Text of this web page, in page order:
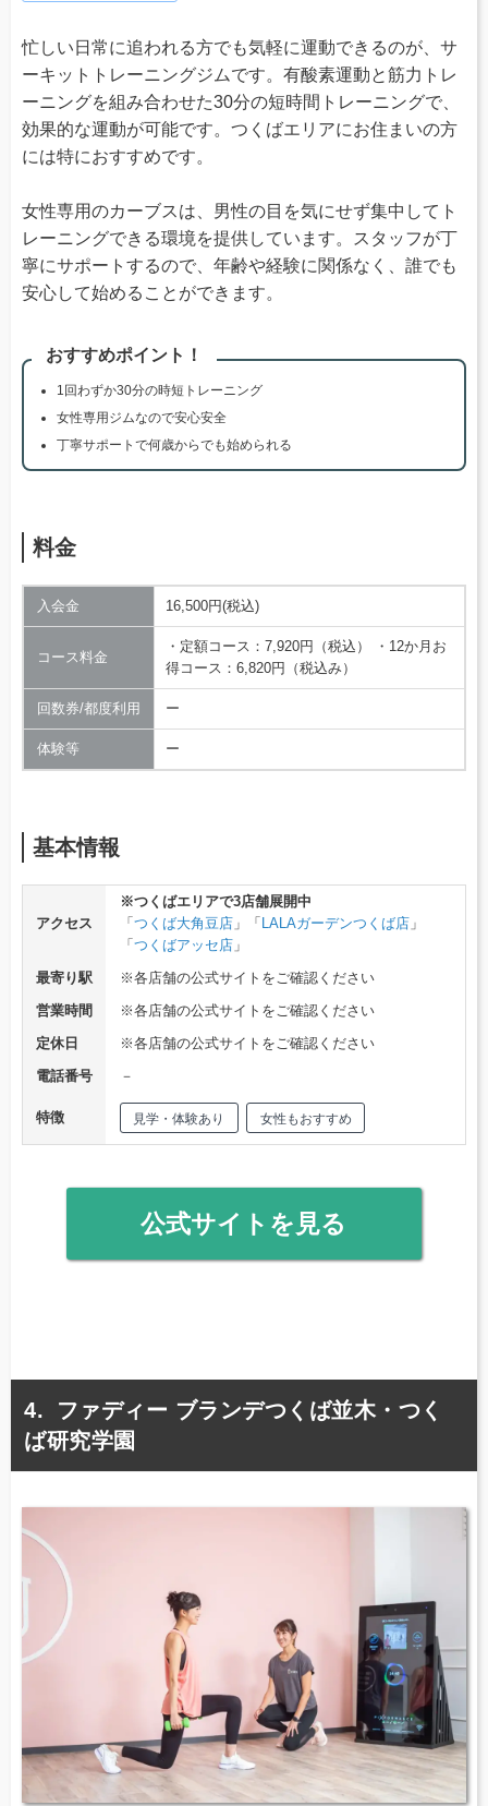
忙しい日常に追われる方でも気軽に運動できるのが、サ
ーキットトレーニングジムです。有酸素運動と筋力トレ
ーニングを組み合わせた30分の短時間トレーニングで、
効果的な運動が可能です。つくばエリアにお住まいの方
には特におすすめです。
女性専用のカーブスは、男性の目を気にせず集中してト
レーニングできる環境を提供しています。スタッフが丁
寧にサポートするので、年齢や経験に関係なく、誰でも
安心して始めることができます。
おすすめポイント！
1回わずか30分の時短トレーニング
女性専用ジムなので安心安全
丁寧サポートで何歳からでも始められる
料金
入会金 16,500円(税込)
コース料金
・定額コース：7,920円（税込） ・12か月お
得コース：6,820円（税込み）
回数券/都度利用 ー
体験等 ー
基本情報
アクセス
※つくばエリアで3店舗展開中
「 つくば大角豆店」「 LALAガーデンつくば店」
「 つくばアッセ店」
最寄り駅
※各店舗の公式サイトをご確認ください
営業時間
※各店舗の公式サイトをご確認ください
定休日
※各店舗の公式サイトをご確認ください
電話番号
－
特徴 見学・体験あり 女性もおすすめ
公式サイトを見る
ファディー ブランデつくば並木・つく
ば研究学園